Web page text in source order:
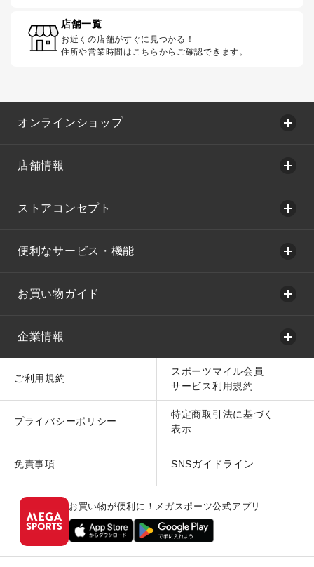
店舗一覧
お近くの店舗がすぐに見つかる！
住所や営業時間はこちらからご確認できます。
オンラインショップ
店舗情報
ストアコンセプト
便利なサービス・機能
お買い物ガイド
企業情報
ご利用規約
スポーツマイル会員
サービス利用規約
プライバシーポリシー
特定商取引法に基づく
表示
免責事項 SNSガイドライン
お買い物が便利に！メガスポーツ公式アプリ